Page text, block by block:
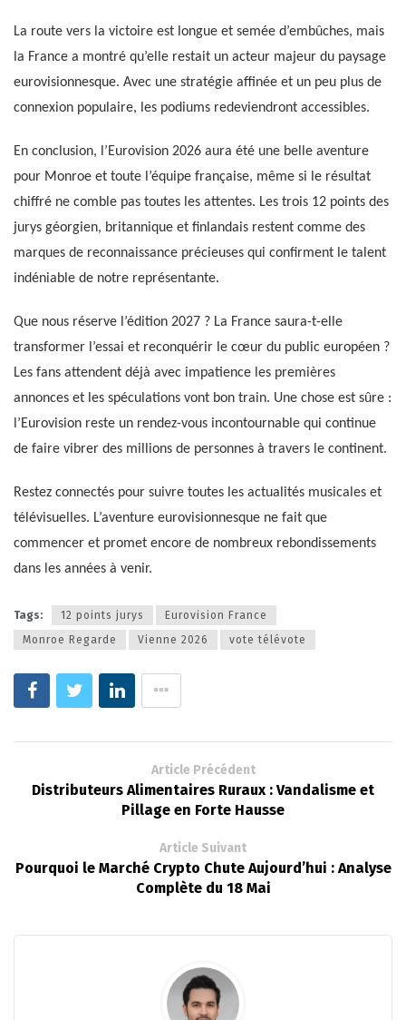
La route vers la victoire est longue et semée d’embûches, mais
la France a montré qu’elle restait un acteur majeur du paysage
eurovisionnesque. Avec une stratégie affinée et un peu plus de
connexion populaire, les podiums redeviendront accessibles.
En conclusion, l’Eurovision 2026 aura été une belle aventure
pour Monroe et toute l’équipe française, même si le résultat
chiffré ne comble pas toutes les attentes. Les trois 12 points des
jurys géorgien, britannique et finlandais restent comme des
marques de reconnaissance précieuses qui confirment le talent
indéniable de notre représentante.
Que nous réserve l’édition 2027 ? La France saura-t-elle
transformer l’essai et reconquérir le cœur du public européen ?
Les fans attendent déjà avec impatience les premières
annonces et les spéculations vont bon train. Une chose est sûre :
l’Eurovision reste un rendez-vous incontournable qui continue
de faire vibrer des millions de personnes à travers le continent.
Restez connectés pour suivre toutes les actualités musicales et
télévisuelles. L’aventure eurovisionnesque ne fait que
commencer et promet encore de nombreux rebondissements
dans les années à venir.
Tags: 12 points jurys
Eurovision France
Monroe Regarde
Vienne 2026 vote télévote
Article Précédent
Distributeurs Alimentaires Ruraux : Vandalisme et
Pillage en Forte Hausse
Article Suivant
Pourquoi le Marché Crypto Chute Aujourd’hui : Analyse
Complète du 18 Mai